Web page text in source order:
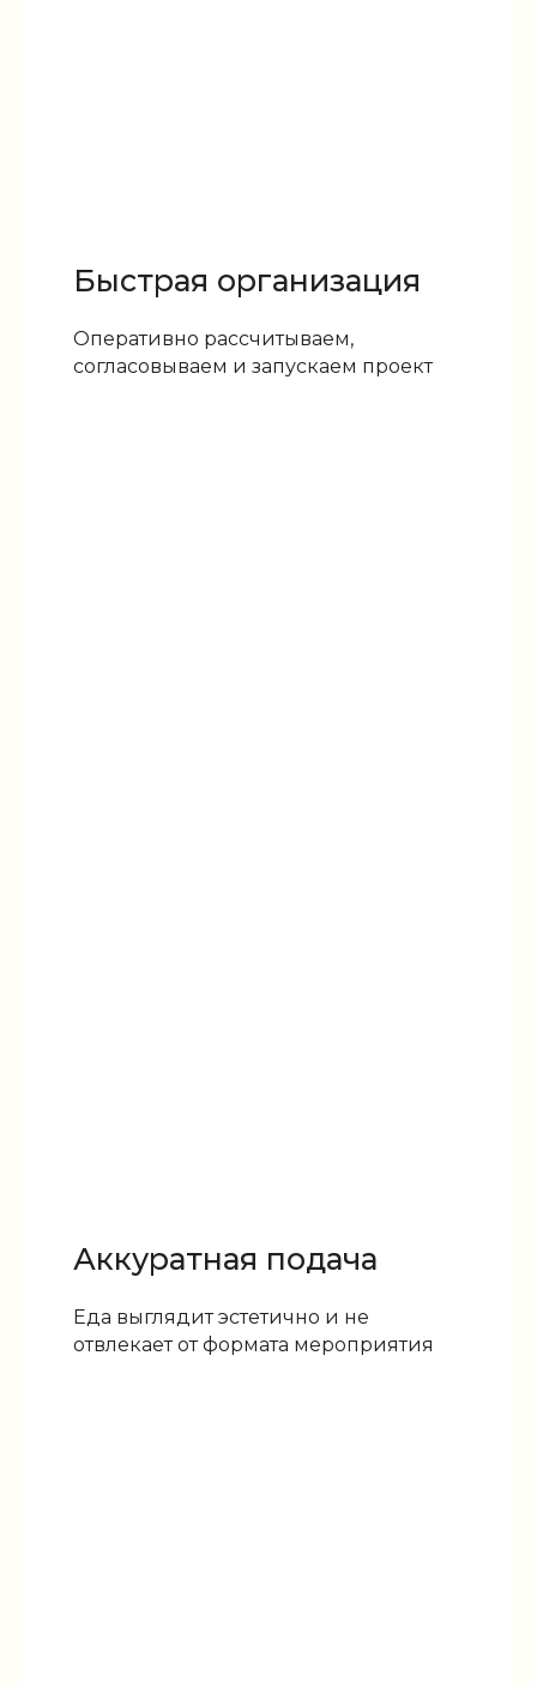
Быстрая организация
Оперативно рассчитываем,
согласовываем и запускаем проект
Аккуратная подача
Еда выглядит эстетично и не
отвлекает от формата мероприятия